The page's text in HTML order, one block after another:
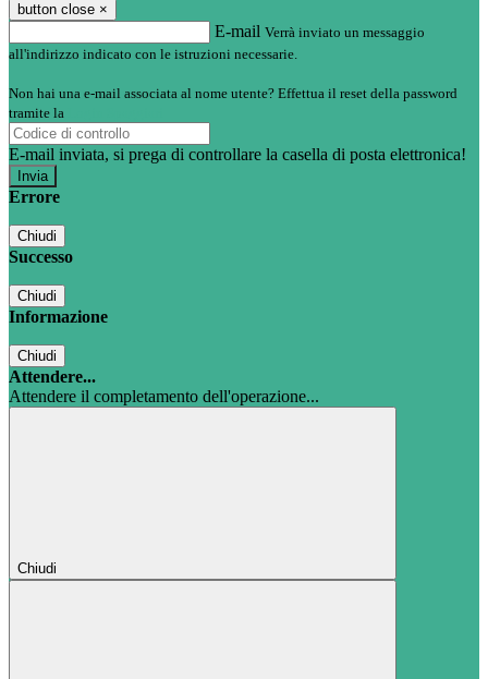
button close ×
E-mail Verrà inviato un messaggio
all'indirizzo indicato con le istruzioni necessarie.
Non hai una e-mail associata al nome utente? Effettua il reset della password
tramite la
E-mail inviata, si prega di controllare la casella di posta elettronica!
Errore
Chiudi
Successo
Chiudi
Informazione
Chiudi
Attendere...
Attendere il completamento dell'operazione...
Chiudi